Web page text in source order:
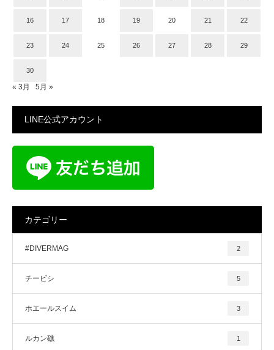
16 17 18 19 20 21 22
23 24 25 26 27 28 29
30
« 3月 5月 »
LINE公式アカウント
カテゴリー
#DIVERMAG 2
チービシ 5
ホエールスイム 3
ルカン礁 1